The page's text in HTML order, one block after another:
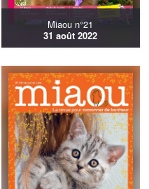
Miaou n°21
31 août 2022